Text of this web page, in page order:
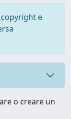
e
o creare un